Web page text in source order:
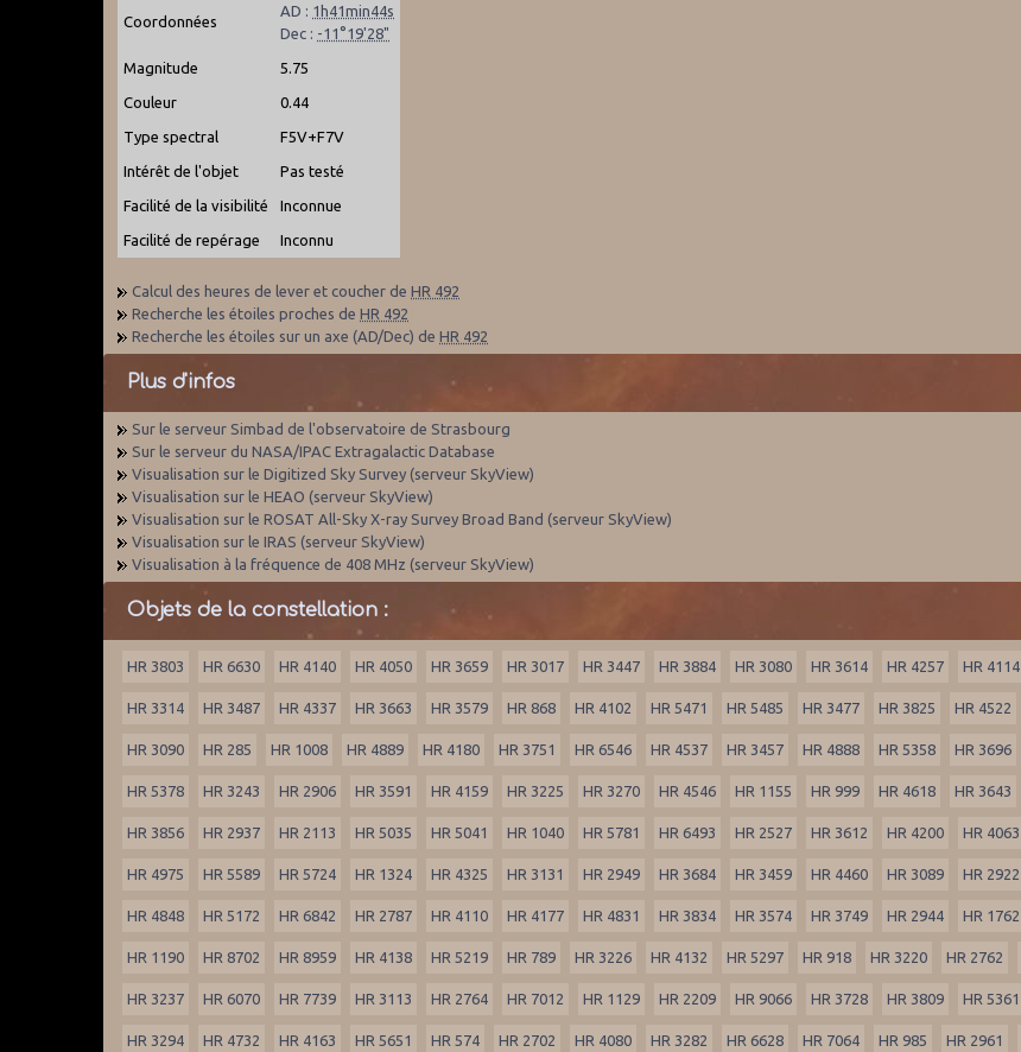
Coordonnées
AD : 1h41min44s
Dec : -11°19'28"
Magnitude 5.75
Couleur 0.44
Type spectral F5V+F7V
Intérêt de l'objet Pas testé
Facilité de la visibilité Inconnue
Facilité de repérage Inconnu
Calcul des heures de lever et coucher deHR 492
Recherche les étoiles proches deHR 492
Recherche les étoiles sur un axe (AD/Dec) deHR 492
Plus d'infos
Sur le serveur Simbad de l'observatoire de Strasbourg
Sur le serveur du NASA/IPAC Extragalactic Database
Visualisation sur le Digitized Sky Survey (serveur SkyView)
Visualisation sur le HEAO (serveur SkyView)
Visualisation sur le ROSAT All-Sky X-ray Survey Broad Band (serveur SkyView)
Visualisation sur le IRAS (serveur SkyView)
Visualisation à la fréquence de 408 MHz (serveur SkyView)
Objets de la constellation :
HR 3803 HR 6630 HR 4140 HR 4050 HR 3659 HR 3017 HR 3447 HR 3884 HR 3080 HR 3614 HR 4257 HR 4114
HR 3314 HR 3487 HR 4337 HR 3663 HR 3579 HR 868 HR 4102 HR 5471 HR 5485 HR 3477 HR 3825 HR 4522
HR 3090 HR 285 HR 1008 HR 4889 HR 4180 HR 3751 HR 6546 HR 4537 HR 3457 HR 4888 HR 5358 HR 3696
HR 5378 HR 3243 HR 2906 HR 3591 HR 4159 HR 3225 HR 3270 HR 4546 HR 1155 HR 999 HR 4618 HR 3643
HR 3856 HR 2937 HR 2113 HR 5035 HR 5041 HR 1040 HR 5781 HR 6493 HR 2527 HR 3612 HR 4200 HR 4063
HR 4975 HR 5589 HR 5724 HR 1324 HR 4325 HR 3131 HR 2949 HR 3684 HR 3459 HR 4460 HR 3089 HR 2922
HR 4848 HR 5172 HR 6842 HR 2787 HR 4110 HR 4177 HR 4831 HR 3834 HR 3574 HR 3749 HR 2944 HR 1762
HR 1190 HR 8702 HR 8959 HR 4138 HR 5219 HR 789 HR 3226 HR 4132 HR 5297 HR 918 HR 3220 HR 2762
HR 3237 HR 6070 HR 7739 HR 3113 HR 2764 HR 7012 HR 1129 HR 2209 HR 9066 HR 3728 HR 3809 HR 5361
HR 3294 HR 4732 HR 4163 HR 5651 HR 574 HR 2702 HR 4080 HR 3282 HR 6628 HR 7064 HR 985 HR 2961